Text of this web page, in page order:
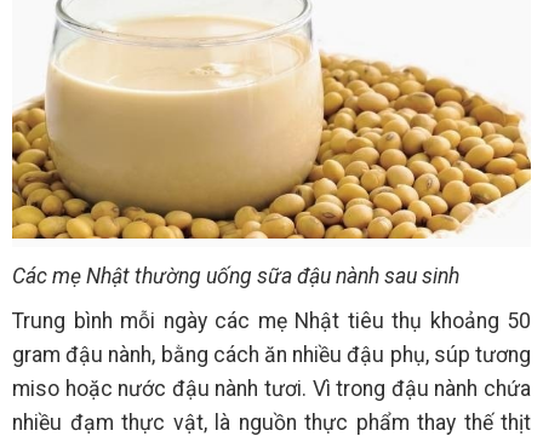
Các mẹ Nhật thường uống sữa đậu nành sau sinh
Trung bình mỗi ngày các mẹ Nhật tiêu thụ khoảng 50
gram đậu nành, bằng cách ăn nhiều đậu phụ, súp tương
miso hoặc nước đậu nành tươi. Vì trong đậu nành chứa
nhiều đạm thực vật, là nguồn thực phẩm thay thế thịt